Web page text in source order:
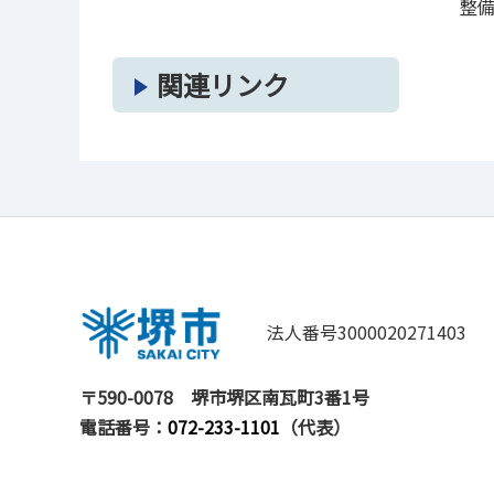
整
関連リンク
法人番号3000020271403
〒590-0078
堺市堺区南瓦町3番1号
電話番号： 072-233-1101 （代表）